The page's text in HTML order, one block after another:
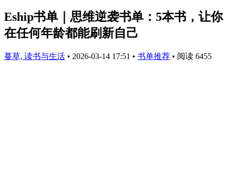
Eship书单｜思维逆袭书单：5本书，让你
在任何年龄都能刷新自己
蔓草, 读书与生活 • 2026-03-14 17:51 • 书单推荐 • 阅读 6455